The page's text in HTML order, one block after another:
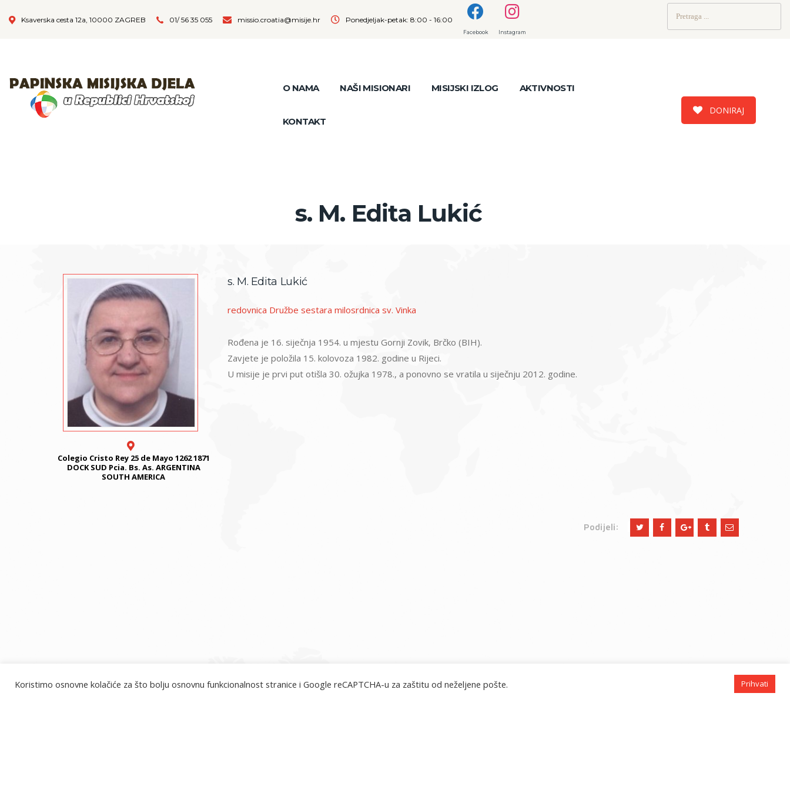
Ksaverska cesta 12a, 10000 ZAGREB 01/ 56 35 055 missio.croatia@misije.hr Ponedjeljak-petak: 8:00 - 16:00
Facebook Instagram
O NAMA NAŠI MISIONARI MISIJSKI IZLOG AKTIVNOSTI
KONTAKT
DONIRAJ
s. M. Edita Lukić
Colegio Cristo Rey 25 de Mayo 1262 1871
DOCK SUD Pcia. Bs. As. ARGENTINA
SOUTH AMERICA
s. M. Edita Lukić
redovnica Družbe sestara milosrdnica sv. Vinka
Rođena je 16. siječnja 1954. u mjestu Gornji Zovik, Brčko (BIH).
Zavjete je položila 15. kolovoza 1982. godine u Rijeci.
U misije je prvi put otišla 30. ožujka 1978., a ponovno se vratila u siječnju 2012. godine.
Podijeli:
Koristimo osnovne kolačiće za što bolju osnovnu funkcionalnost stranice i Google reCAPTCHA-u za zaštitu od neželjene pošte. Prihvati